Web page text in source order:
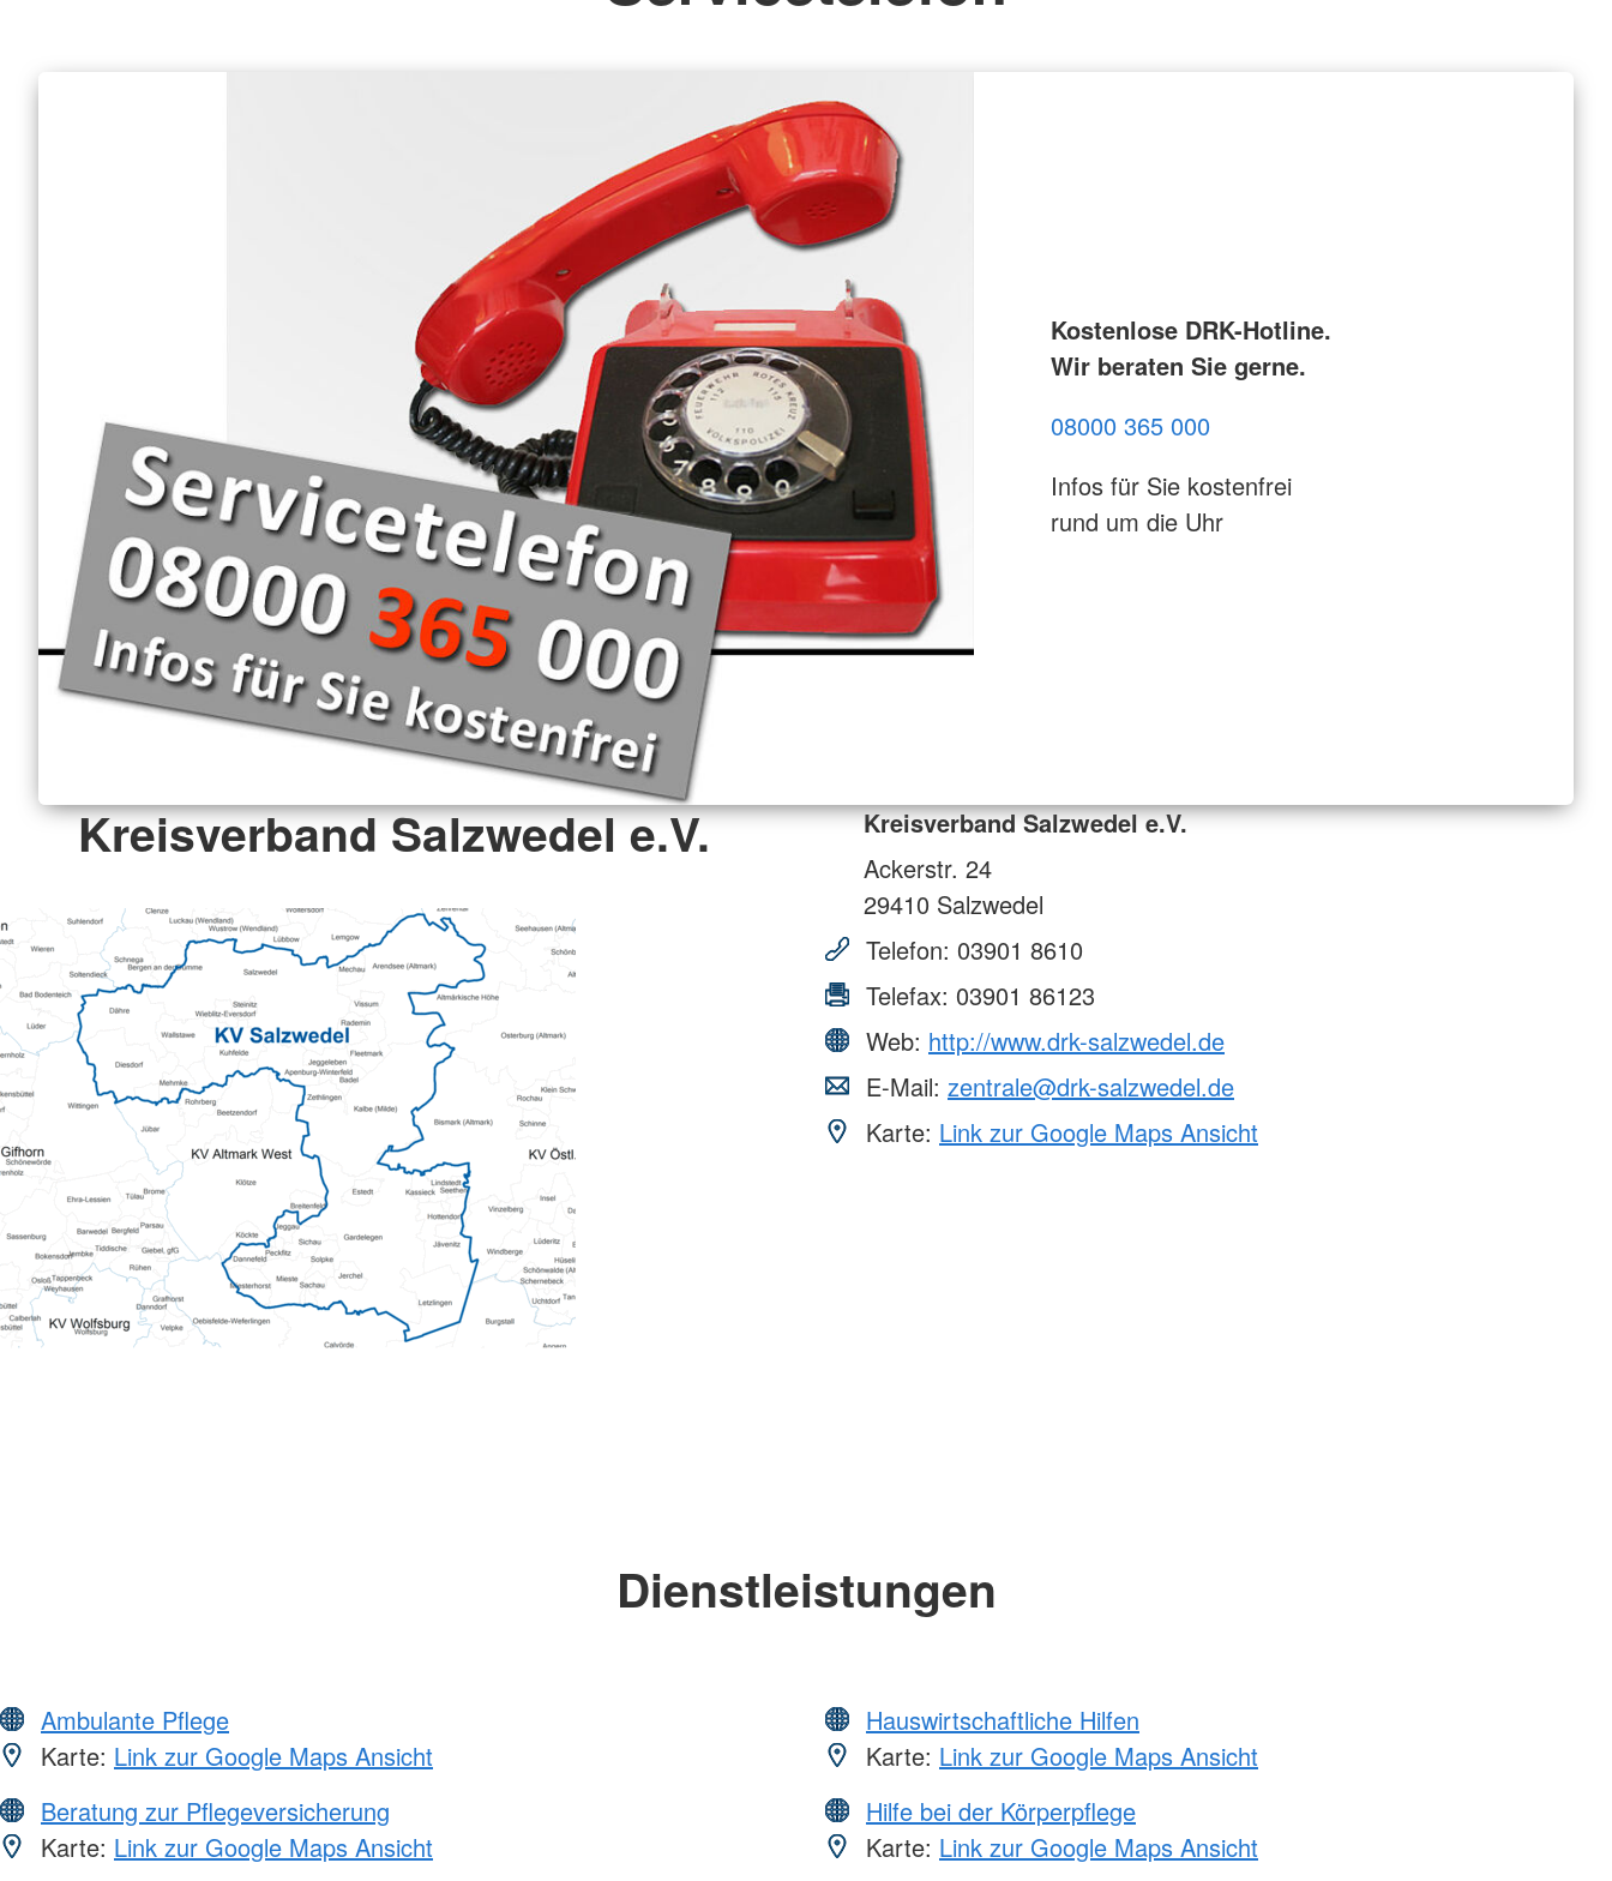
Kostenlose DRK-Hotline.
Wir beraten Sie gerne.
08000 365 000
Infos für Sie kostenfrei
rund um die Uhr
Kreisverband Salzwedel e.V.
Kreisverband Salzwedel e.V.
Ackerstr. 24
29410 Salzwedel
Telefon: 03901 8610
Telefax: 03901 86123
Web: http://www.drk-salzwedel.de
E-Mail: zentrale@drk-salzwedel.de
Karte: Link zur Google Maps Ansicht
Dienstleistungen
Ambulante Pflege
Karte: Link zur Google Maps Ansicht
Beratung zur Pflegeversicherung
Karte: Link zur Google Maps Ansicht
Hauswirtschaftliche Hilfen
Karte: Link zur Google Maps Ansicht
Hilfe bei der Körperpflege
Karte: Link zur Google Maps Ansicht